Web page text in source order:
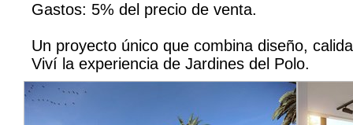
Gastos: 5% del precio de venta.
Un proyecto único que combina diseño,
Viví la experiencia de Jardines del Polo.